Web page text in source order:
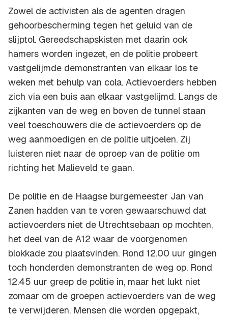
Zowel de activisten als de agenten dragen
gehoorbescherming tegen het geluid van de
slijptol. Gereedschapskisten met daarin ook
hamers worden ingezet, en de politie probeert
vastgelijmde demonstranten van elkaar los te
weken met behulp van cola. Actievoerders hebben
zich via een buis aan elkaar vastgelijmd. Langs de
zijkanten van de weg en boven de tunnel staan
veel toeschouwers die de actievoerders op de
weg aanmoedigen en de politie uitjoelen. Zij
luisteren niet naar de oproep van de politie om
richting het Malieveld te gaan.
De politie en de Haagse burgemeester Jan van
Zanen hadden van te voren gewaarschuwd dat
actievoerders niet de Utrechtsebaan op mochten,
het deel van de A12 waar de voorgenomen
blokkade zou plaatsvinden. Rond 12.00 uur gingen
toch honderden demonstranten de weg op. Rond
12.45 uur greep de politie in, maar het lukt niet
zomaar om de groepen actievoerders van de weg
te verwijderen. Mensen die worden opgepakt,